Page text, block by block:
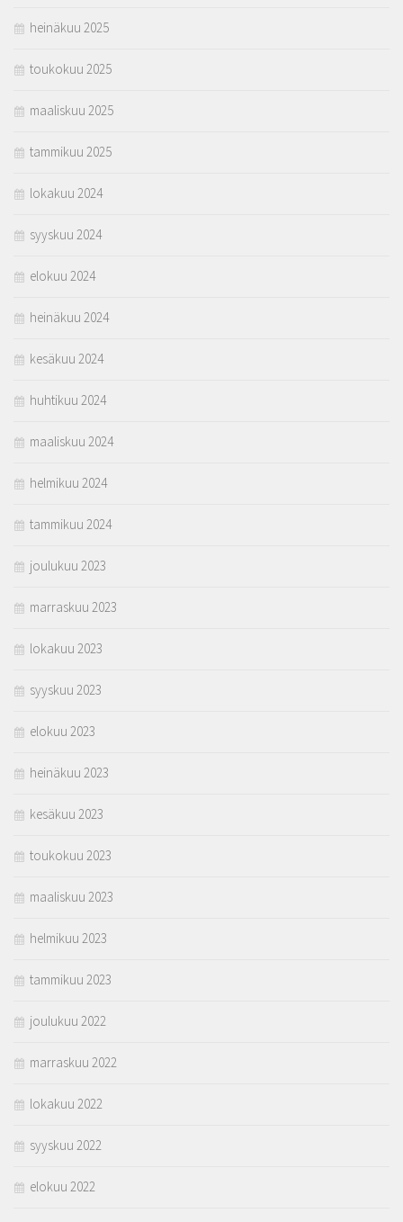
heinäkuu 2025
toukokuu 2025
maaliskuu 2025
tammikuu 2025
lokakuu 2024
syyskuu 2024
elokuu 2024
heinäkuu 2024
kesäkuu 2024
huhtikuu 2024
maaliskuu 2024
helmikuu 2024
tammikuu 2024
joulukuu 2023
marraskuu 2023
lokakuu 2023
syyskuu 2023
elokuu 2023
heinäkuu 2023
kesäkuu 2023
toukokuu 2023
maaliskuu 2023
helmikuu 2023
tammikuu 2023
joulukuu 2022
marraskuu 2022
lokakuu 2022
syyskuu 2022
elokuu 2022